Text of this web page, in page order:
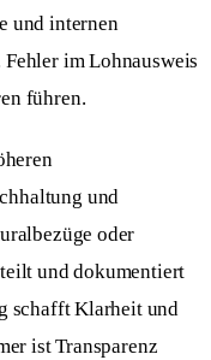
und internen
im Lohnausweis
führen.
und
oder
und dokumentiert
schafft Klarheit und
ist Transparenz